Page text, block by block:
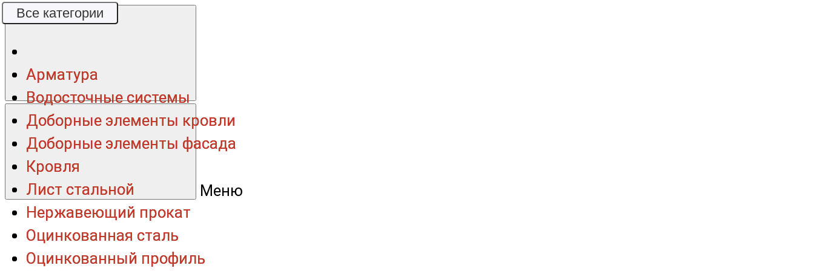
Меню
Все категории
Арматура
Водосточные системы
Доборные элементы кровли
Доборные элементы фасада
Кровля
Лист стальной
Нержавеющий прокат
Оцинкованная сталь
Оцинкованный профиль
Все категории
Арматура
Водосточные системы
Доборные элементы кровли
Доборные элементы фасада
Кровля
Лист стальной
Нержавеющий прокат
Оцинкованная сталь
Оцинкованный профиль